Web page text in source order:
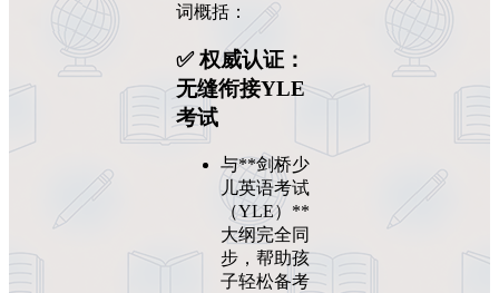
词概括：
✅ 权威认证：
无缝衔接YLE
考试
与**剑桥少
儿英语考试
（YLE）**
大纲完全同
步，帮助孩
子轻松备考